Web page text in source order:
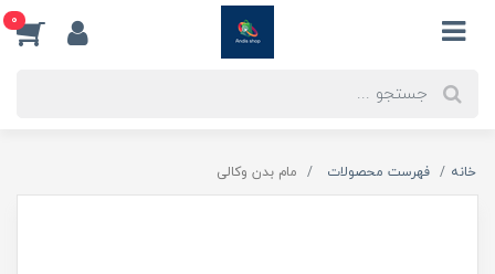
0
خانه فهرست محصولات مام بدن وکالی